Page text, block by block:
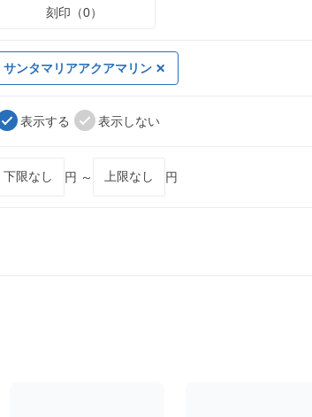
刻印（0）
サンタマリアアクアマリン
表示する 表示しない
円 ～ 円